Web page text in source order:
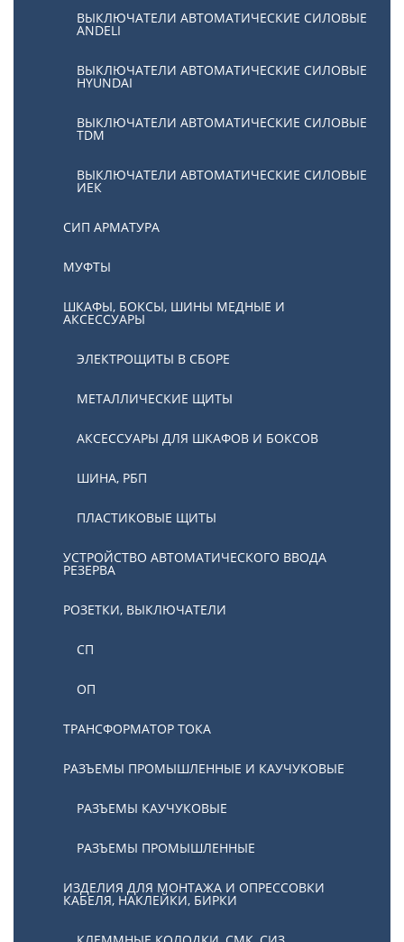
ВЫКЛЮЧАТЕЛИ АВТОМАТИЧЕСКИЕ СИЛОВЫЕ
ANDELI
ВЫКЛЮЧАТЕЛИ АВТОМАТИЧЕСКИЕ СИЛОВЫЕ
HYUNDAI
ВЫКЛЮЧАТЕЛИ АВТОМАТИЧЕСКИЕ СИЛОВЫЕ
TDM
ВЫКЛЮЧАТЕЛИ АВТОМАТИЧЕСКИЕ СИЛОВЫЕ
ИЕК
СИП АРМАТУРА
МУФТЫ
ШКАФЫ, БОКСЫ, ШИНЫ МЕДНЫЕ И
АКСЕССУАРЫ
ЭЛЕКТРОЩИТЫ В СБОРЕ
МЕТАЛЛИЧЕСКИЕ ЩИТЫ
АКСЕССУАРЫ ДЛЯ ШКАФОВ И БОКСОВ
ШИНА, РБП
ПЛАСТИКОВЫЕ ЩИТЫ
УСТРОЙСТВО АВТОМАТИЧЕСКОГО ВВОДА
РЕЗЕРВА
РОЗЕТКИ, ВЫКЛЮЧАТЕЛИ
СП
ОП
ТРАНСФОРМАТОР ТОКА
РАЗЪЕМЫ ПРОМЫШЛЕННЫЕ И КАУЧУКОВЫЕ
РАЗЪЕМЫ КАУЧУКОВЫЕ
РАЗЪЕМЫ ПРОМЫШЛЕННЫЕ
ИЗДЕЛИЯ ДЛЯ МОНТАЖА И ОПРЕССОВКИ
КАБЕЛЯ, НАКЛЕЙКИ, БИРКИ